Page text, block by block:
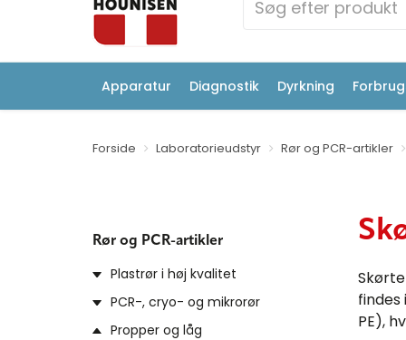
Apparatur Diagnostik Dyrkning
Forside Laboratorieudstyr Rør og PCR-artikler
Rør og PCR-artikler
Plastrør i høj kvalitet
PCR-, cryo- og mikrorør
Propper og låg
findes
PE),